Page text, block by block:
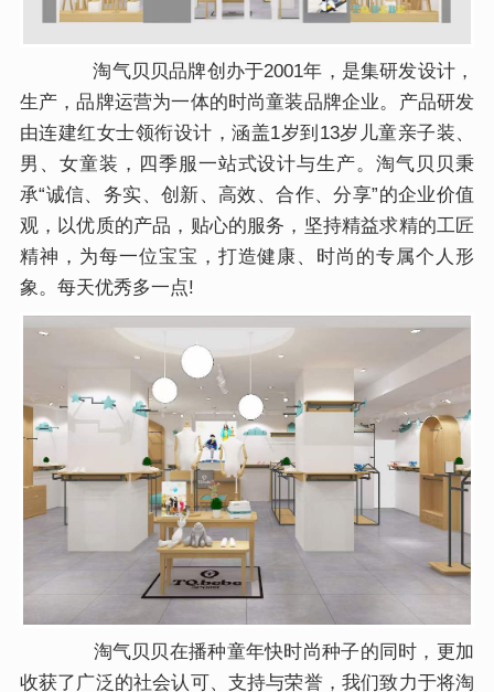
淘气贝贝品牌创办于2001年，是集研发设计，
生产，品牌运营为一体的时尚童装品牌企业。产品研发
由连建红女士领衔设计，涵盖1岁到13岁儿童亲子装、
男、女童装，四季服一站式设计与生产。淘气贝贝秉
承“诚信、务实、创新、高效、合作、分享”的企业价值
观，以优质的产品，贴心的服务，坚持精益求精的工匠
精神，为每一位宝宝，打造健康、时尚的专属个人形
象。每天优秀多一点!
淘气贝贝在播种童年快时尚种子的同时，更加
收获了广泛的社会认可、支持与荣誉，我们致力于将淘